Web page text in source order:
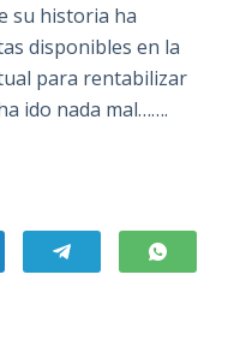
su historia ha
disponibles en la
para rentabilizar
ido nada mal…….